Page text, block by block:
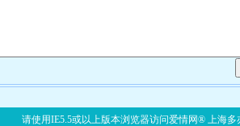
请使用IE5.5或以上版本浏览器访问爱情网® 上海多